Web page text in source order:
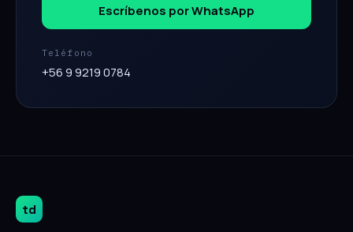
Escríbenos por WhatsApp
Teléfono
+56 9 9219 0784
td